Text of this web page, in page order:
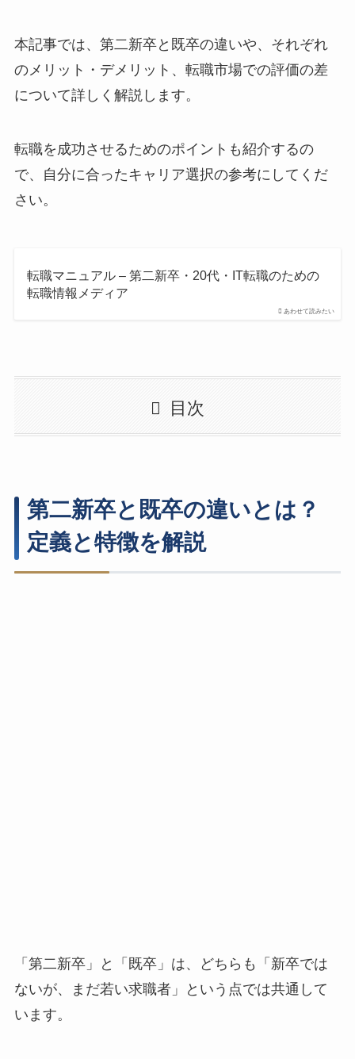
本記事では、第二新卒と既卒の違いや、それぞれ
のメリット・デメリット、転職市場での評価の差
について詳しく解説します。
転職を成功させるためのポイントも紹介するの
で、自分に合ったキャリア選択の参考にしてくだ
さい。
あわせて読みたい
転職マニュアル – 第二新卒・20代・IT転職のための
転職情報メディア
目次
第二新卒と既卒の違いとは？
定義と特徴を解説
「第二新卒」と「既卒」は、どちらも「新卒では
ないが、まだ若い求職者」という点では共通して
います。